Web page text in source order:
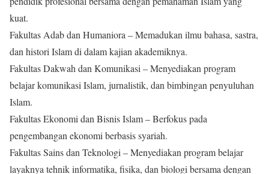
kuat.
Fakultas Adab dan Humaniora – Memadukan ilmu bahasa, sastra,
dan histori Islam di dalam kajian akademiknya.
Fakultas Dakwah dan Komunikasi – Menyediakan program
belajar komunikasi Islam, jurnalistik, dan bimbingan penyuluhan
Islam.
Fakultas Ekonomi dan Bisnis Islam – Berfokus pada
pengembangan ekonomi berbasis syariah.
Fakultas Sains dan Teknologi – Menyediakan program belajar
layaknya tehnik informatika, fisika, dan biologi bersama dengan